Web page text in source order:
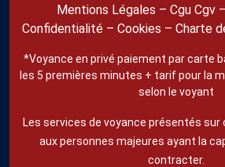
Mentions Légales – Cgu Cgv–
Confidentialité – Cookies – Charte
*Voyance en privé paiement par carte
les 5 premières minutes + tarif pour la
selon le voyant
Les services de voyance présentés
aux personnes majeures ayant la
contracter.